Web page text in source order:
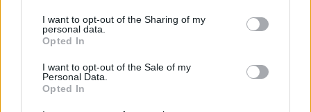
I want to opt-out of the Sharing of my
personal data.
Opted In
I want to opt-out of the Sale of my
Personal Data.
Opted In
dreigend vertrek Wellenreuther
eerste keeper